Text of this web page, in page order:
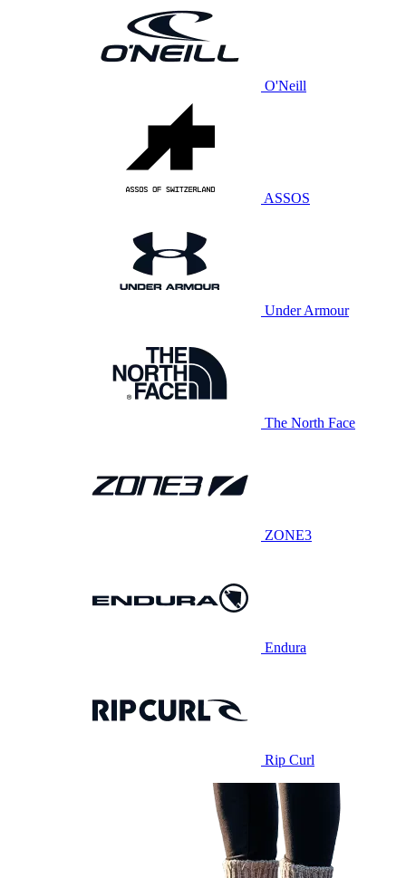
O'Neill
ASSOS
Under Armour
The North Face
ZONE3
Endura
Rip Curl